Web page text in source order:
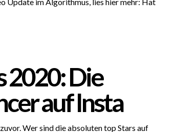
Update im Algorithmus, lies hier mehr: Hat
2020: Die
auf Insta
Wer sind die absoluten top Stars auf